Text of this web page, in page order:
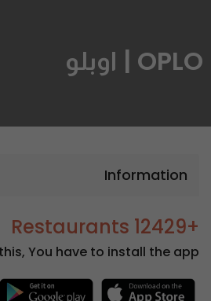
OPLO | اوبلو
Information
+12429 Restaurants
You have to install the app.